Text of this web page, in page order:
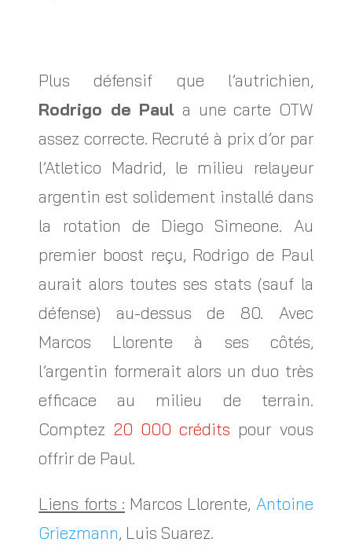
Plus défensif que l’autrichien,
Rodrigo de Paul a une carte OTW
assez correcte. Recruté à prix d’or par
l’Atletico Madrid, le milieu relayeur
argentin est solidement installé dans
la rotation de Diego Simeone. Au
premier boost reçu, Rodrigo de Paul
aurait alors toutes ses stats (sauf la
défense) au-dessus de 80. Avec
Marcos Llorente à ses côtés,
l’argentin formerait alors un duo très
efficace au milieu de terrain.
Comptez 20 000 crédits pour vous
offrir de Paul.
Liens forts : Marcos Llorente, Antoine
Griezmann, Luis Suarez.